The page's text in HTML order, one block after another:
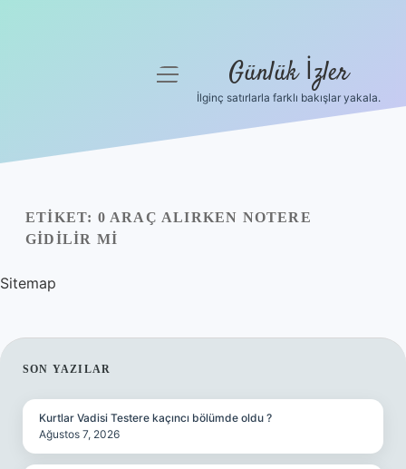
Yasal Uyarı
menüyü
Günlük İzler
İlginç satırlarla farklı bakışlar yakala.
ETIKET: 0 ARAÇ ALIRKEN NOTERE
GIDILIR MI
Sitemap
SIDEBAR
SON YAZILAR
Kurtlar Vadisi Testere kaçıncı bölümde oldu ?
Ağustos 7, 2026